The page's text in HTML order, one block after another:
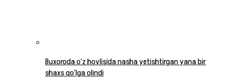
Buxoroda o‘z hovlisida nasha yetishtirgan yana bir
shaxs qo‘lga olindi